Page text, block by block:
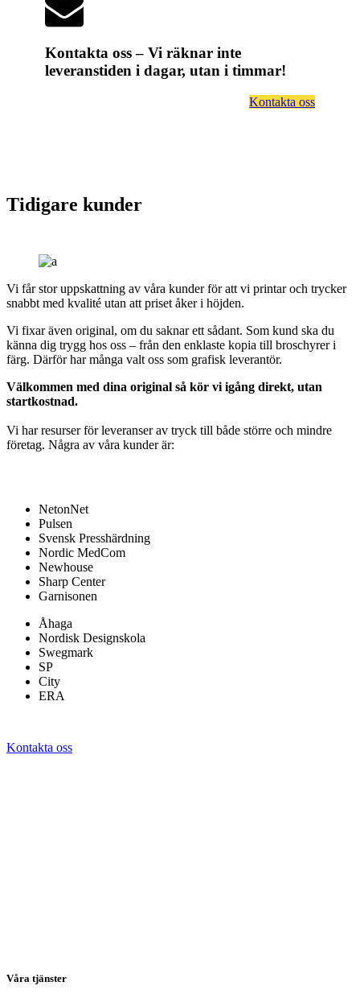
Kontakta oss – Vi räknar inte
leveranstiden i dagar, utan i timmar!
Kontakta oss
Tidigare kunder
Vi får stor uppskattning av våra kunder för att vi printar och trycker
snabbt med kvalité utan att priset åker i höjden.
Vi fixar även original, om du saknar ett sådant. Som kund ska du
känna dig trygg hos oss – från den enklaste kopia till broschyrer i
färg. Därför har många valt oss som grafisk leverantör.
Välkommen med dina original så kör vi igång direkt, utan
startkostnad.
Vi har resurser för leveranser av tryck till både större och mindre
företag. Några av våra kunder är:
NetonNet
Pulsen
Svensk Presshärdning
Nordic MedCom
Newhouse
Sharp Center
Garnisonen
Åhaga
Nordisk Designskola
Swegmark
SP
City
ERA
Kontakta oss
Våra tjänster